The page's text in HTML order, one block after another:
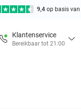
9,4 op basis van
Klantenservice
Bereikbaar tot 21:00